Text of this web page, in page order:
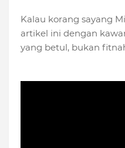
Kalau korang sayang
artikel ini dengan
yang betul, bukan